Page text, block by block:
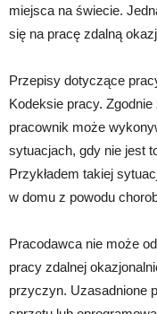
miejsca na świecie.
się na pracę zdalną
Przepisy dotyczące
Kodeksie pracy.
pracownik może
sytuacjach, gdy nie jest
Przykładem takiej
w domu z powodu
Pracodawca nie może
pracy zdalnej
przyczyn. Uzasadnione